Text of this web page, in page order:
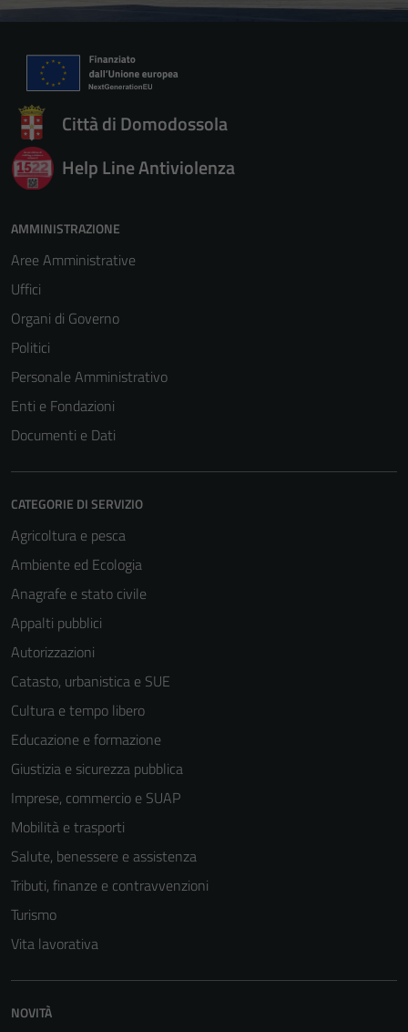
Città di Domodossola
Help Line Antiviolenza
AMMINISTRAZIONE
Aree Amministrative
Uffici
Organi di Governo
Politici
Personale Amministrativo
Enti e Fondazioni
Documenti e Dati
CATEGORIE DI SERVIZIO
Agricoltura e pesca
Ambiente ed Ecologia
Anagrafe e stato civile
Appalti pubblici
Autorizzazioni
Catasto, urbanistica e SUE
Cultura e tempo libero
Educazione e formazione
Giustizia e sicurezza pubblica
Imprese, commercio e SUAP
Mobilità e trasporti
Salute, benessere e assistenza
Tributi, finanze e contravvenzioni
Turismo
Vita lavorativa
NOVITÀ
per il